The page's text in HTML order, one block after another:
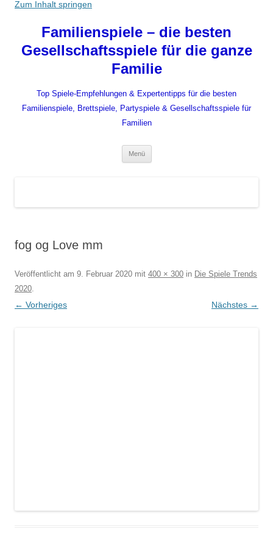
Zum Inhalt springen
Familienspiele – die besten
Gesellschaftsspiele für die ganze
Familie
Top Spiele-Empfehlungen & Expertentipps für die besten
Familienspiele, Brettspiele, Partyspiele & Gesellschaftsspiele für
Familien
Menü
fog og Love mm
Veröffentlicht am 9. Februar 2020 mit 400 × 300 in Die Spiele Trends
2020.
← Vorheriges Nächstes →